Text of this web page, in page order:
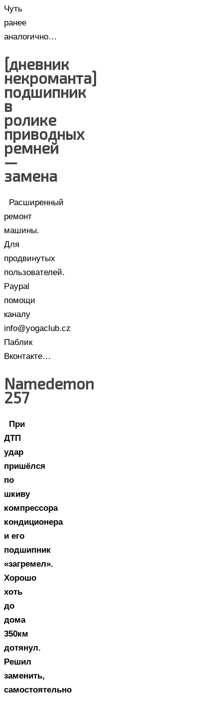
Чуть
ранее
аналогично…
[дневник
некроманта]
подшипник
в
ролике
приводных
ремней
—
замена
Расширенный
ремонт
машины.
Для
продвинутых
пользователей.
Paypal
помощи
каналу
info@yogaclub.cz
Паблик
Вконтакте…
Namedemon
257
При
ДТП
удар
пришёлся
по
шкиву
компрессора
кондиционера
и его
подшипник
«загремел».
Хорошо
хоть
до
дома
350км
дотянул.
Решил
заменить,
самостоятельно